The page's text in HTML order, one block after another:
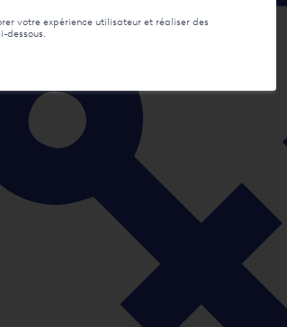
votre expérience utilisateur et réaliser des